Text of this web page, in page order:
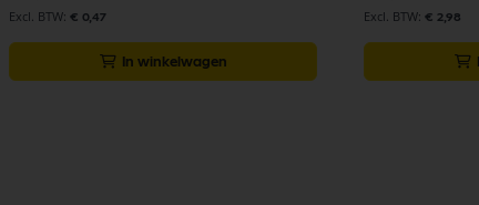
€ 0,47
In winkelwagen
€ 2,98